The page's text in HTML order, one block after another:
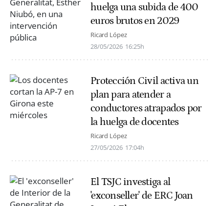
huelga una subida de 400
euros brutos en 2029
Ricard López
28/05/2026 16:25h
Protección Civil activa un
plan para atender a
conductores atrapados por
la huelga de docentes
Ricard López
27/05/2026 17:04h
El TSJC investiga al
'exconseller' de ERC Joan